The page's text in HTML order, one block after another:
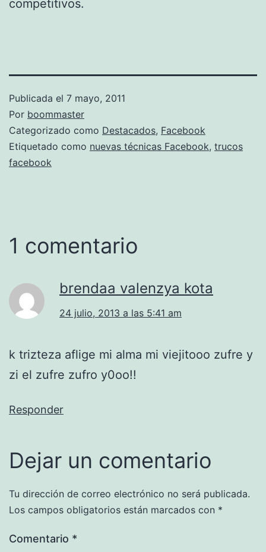
competitivos.
Publicada el 7 mayo, 2011
Por boommaster
Categorizado como Destacados, Facebook
Etiquetado como nuevas técnicas Facebook, trucos
facebook
1 comentario
brendaa valenzya kota
24 julio, 2013 a las 5:41 am
k trizteza aflige mi alma mi viejitooo zufre y
zi el zufre zufro y0oo!!
Responder
Dejar un comentario
Tu dirección de correo electrónico no será publicada.
Los campos obligatorios están marcados con *
Comentario *